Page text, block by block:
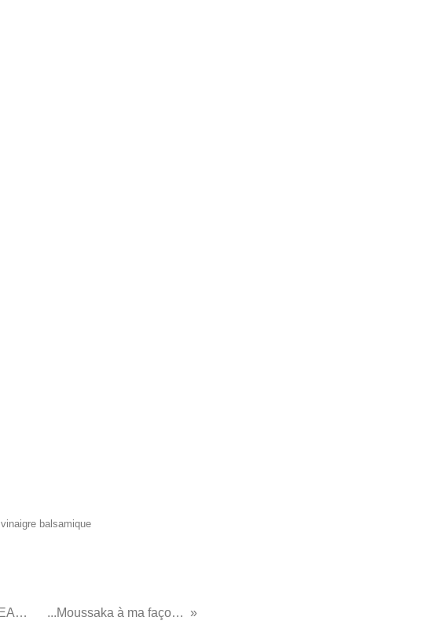
vinaigre balsamique
... TOMATES FARCIES AUX SAUCISSES SUR LIT D'ÉPEAUTRE CONCASSÉ ... (Cathytutu) ...Moussaka à ma façon... (Cathytutu)